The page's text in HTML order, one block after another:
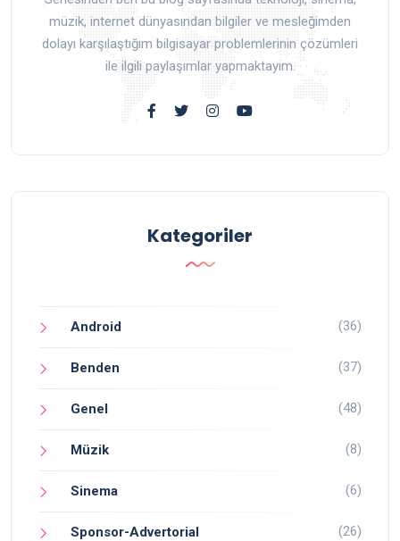
müzik, internet dünyasından bilgiler ve mesleğimden
dolayı karşılaştığım bilgisayar problemlerinin çözümleri
ile ilgili paylaşımlar yapmaktayım.
Kategoriler
Android (36)
Benden (37)
Genel (48)
Müzik (8)
Sinema (6)
Sponsor-Advertorial (26)